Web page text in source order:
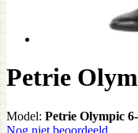
Petrie
Model: Petrie Olympic
Nog niet beoordeeld